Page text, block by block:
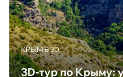
КРЫМ В 3D
3D-тур по Крыму: